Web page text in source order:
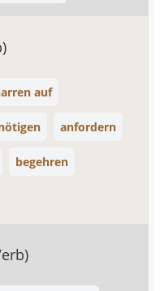
auf
anfordern
begehren